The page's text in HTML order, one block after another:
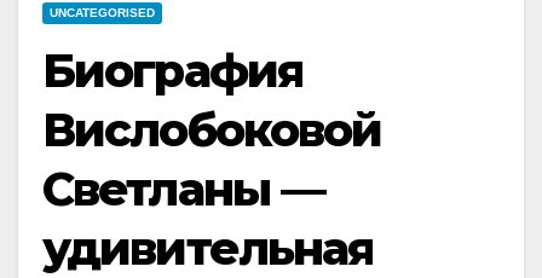
UNCATEGORISED
Биография
Вислобоковой
Светланы —
удивительная